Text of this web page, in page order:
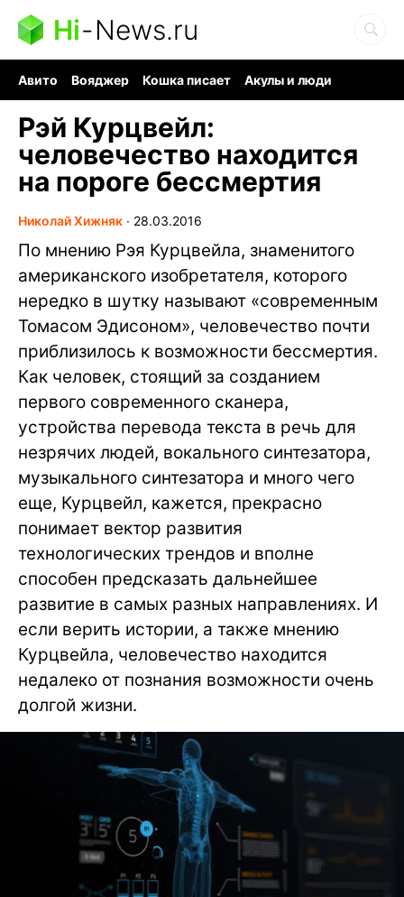
Hi-News.ru
Авито Вояджер Кошка писает
Акулы и люди
Рэй Курцвейл:
человечество находится
на пороге бессмертия
Николай Хижняк ∙ 28.03.2016
По мнению Рэя Курцвейла, знаменитого
американского изобретателя, которого
нередко в шутку называют «современным
Томасом Эдисоном», человечество почти
приблизилось к возможности бессмертия.
Как человек, стоящий за созданием
первого современного сканера,
устройства перевода текста в речь для
незрячих людей, вокального синтезатора,
музыкального синтезатора и много чего
еще, Курцвейл, кажется, прекрасно
понимает вектор развития
технологических трендов и вполне
способен предсказать дальнейшее
развитие в самых разных направлениях. И
если верить истории, а также мнению
Курцвейла, человечество находится
недалеко от познания возможности очень
долгой жизни.